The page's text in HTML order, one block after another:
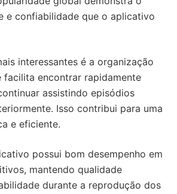
e confiabilidade que o aplicativo
interessantes é a organização
facilita encontrar rapidamente
assistindo episódios
Isso contribui para uma
e eficiente.
possui bom desempenho em
mantendo qualidade
durante a reprodução dos